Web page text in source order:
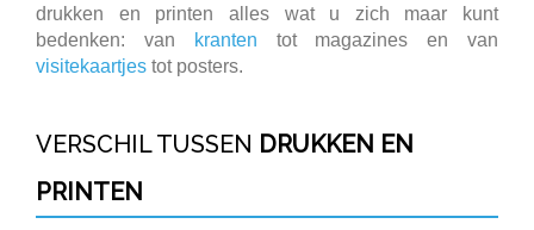
drukken en printen alles wat u zich maar kunt
bedenken: van
kranten tot magazines en van
visitekaartjes tot posters.
VERSCHIL TUSSEN DRUKKEN EN
PRINTEN